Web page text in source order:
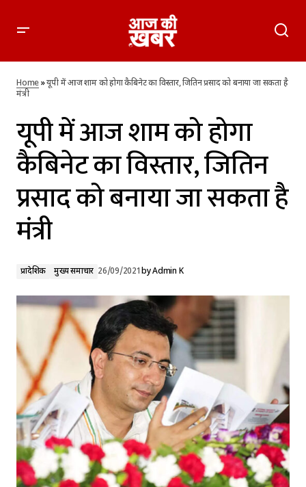
जा सकता है मंत्री
Home»यूपी में आज शाम को होगा कैबिनेट का विस्तार, जितिन प्रसाद को बनाया जा सकता है
मंत्री
यूपी में आज शाम को होगा
कैबिनेट का विस्तार, जितिन
प्रसाद को बनाया जा सकता है
मंत्री
प्रादेशिक मुख्य समाचार 26/09/2021byAdmin K